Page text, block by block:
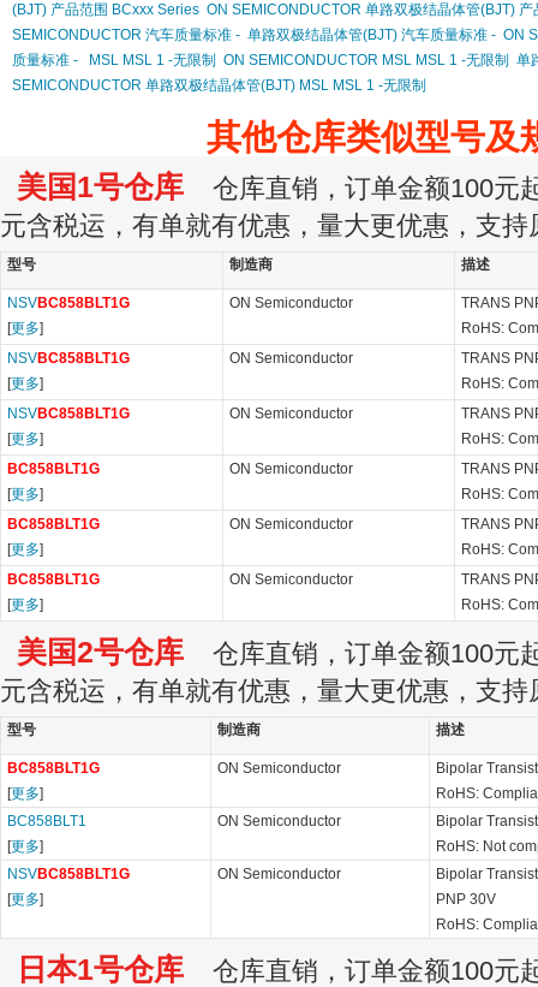
(BJT) 产品范围 BCxxx Series ON SEMICONDUCTOR 单路双极结晶体管(BJT)
SEMICONDUCTOR 汽车质量标准 - 单路双极结晶体管(BJT) 汽车质量标准 - ON
质量标准 -
MSL MSL 1 -无限制 ON SEMICONDUCTOR MSL MSL 1 -无限制
单
SEMICONDUCTOR 单路双极结晶体管(BJT) MSL MSL 1 -无限制
其他仓库类似型号及
美国1号仓库 仓库直销，订单金额100元
元含税运，有单就有优惠，量大更优惠，支持
型号 制造商 描述
NSVBC858BLT1G
[更多]
ON Semiconductor
TRANS
RoHS:
NSVBC858BLT1G
[更多]
ON Semiconductor
TRANS
RoHS:
NSVBC858BLT1G
[更多]
ON Semiconductor
TRANS
RoHS:
BC858BLT1G
[更多]
ON Semiconductor
TRANS
RoHS:
BC858BLT1G
[更多]
ON Semiconductor
TRANS
RoHS:
BC858BLT1G
[更多]
ON Semiconductor
TRANS
RoHS:
美国2号仓库 仓库直销，订单金额100元
元含税运，有单就有优惠，量大更优惠，支持
型号 制造商 描述
BC858BLT1G
[更多]
ON Semiconductor
Bipolar
RoHS:
BC858BLT1
[更多]
ON Semiconductor
Bipolar
RoHS: Not
NSVBC858BLT1G
[更多]
ON Semiconductor
Bipolar
PNP 30V
RoHS:
日本1号仓库 仓库直销，订单金额100元